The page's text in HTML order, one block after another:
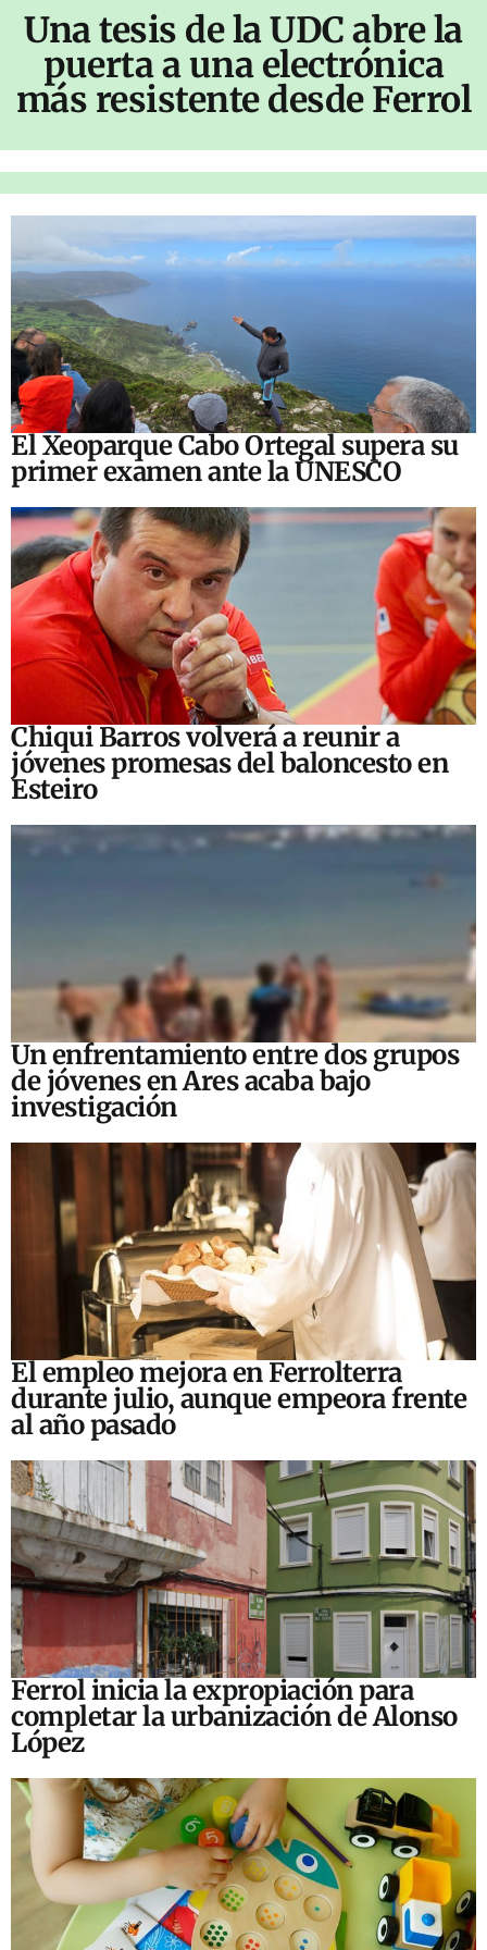
Una tesis de la UDC abre la
puerta a una electrónica
más resistente desde Ferrol
El Xeoparque Cabo Ortegal supera su
primer examen ante la UNESCO
Chiqui Barros volverá a reunir a
jóvenes promesas del baloncesto en
Esteiro
Un enfrentamiento entre dos grupos
de jóvenes en Ares acaba bajo
investigación
El empleo mejora en Ferrolterra
durante julio, aunque empeora frente
al año pasado
Ferrol inicia la expropiación para
completar la urbanización de Alonso
López